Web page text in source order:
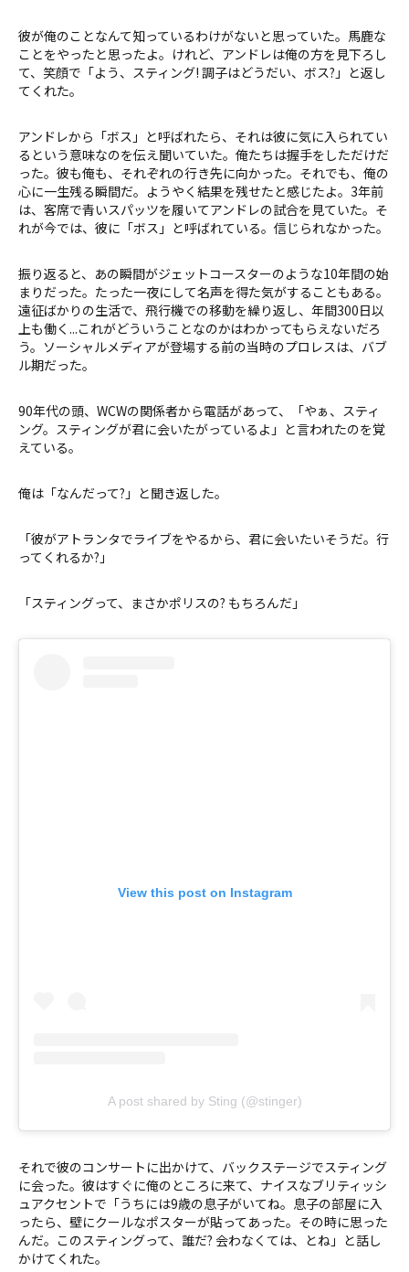
彼が俺のことなんて知っているわけがないと思っていた。馬鹿な
ことをやったと思ったよ。けれど、アンドレは俺の方を見下ろし
て、笑顔で「よう、スティング! 調子はどうだい、ボス?」と返し
てくれた。
アンドレから「ボス」と呼ばれたら、それは彼に気に入られてい
るという意味なのを伝え聞いていた。俺たちは握手をしただけだ
った。彼も俺も、それぞれの行き先に向かった。それでも、俺の
心に一生残る瞬間だ。ようやく結果を残せたと感じたよ。3年前
は、客席で青いスパッツを履いてアンドレの試合を見ていた。そ
れが今では、彼に「ボス」と呼ばれている。信じられなかった。
振り返ると、あの瞬間がジェットコースターのような10年間の始
まりだった。たった一夜にして名声を得た気がすることもある。
遠征ばかりの生活で、飛行機での移動を繰り返し、年間300日以
上も働く...これがどういうことなのかはわかってもらえないだろ
う。ソーシャルメディアが登場する前の当時のプロレスは、バブ
ル期だった。
90年代の頭、WCWの関係者から電話があって、「やぁ、スティ
ング。スティングが君に会いたがっているよ」と言われたのを覚
えている。
俺は「なんだって?」と聞き返した。
「彼がアトランタでライブをやるから、君に会いたいそうだ。行
ってくれるか?」
「スティングって、まさかポリスの? もちろんだ」
View this post on Instagram
A post shared by Sting (@stinger)
それで彼のコンサートに出かけて、バックステージでスティング
に会った。彼はすぐに俺のところに来て、ナイスなブリティッシ
ュアクセントで「うちには9歳の息子がいてね。息子の部屋に入
ったら、壁にクールなポスターが貼ってあった。その時に思った
んだ。このスティングって、誰だ? 会わなくては、とね」と話し
かけてくれた。